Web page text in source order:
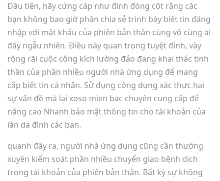
Đầu tiên, hãy cứng cáp như đinh đóng cột rằng các
bạn không bao giờ phân chia sẻ trình bày biết tin đăng
nhập với mật khẩu của phiên bản thân cùng vô cùng ai
đấy ngẫu nhiên. Điều này quan trọng tuyệt đỉnh, vày
rộng rãi cuộc công kích lường đảo đang khai thác tinh
thần của phần nhiều người nhà ứng dụng để mang
cắp biết tin cá nhân. Sử dụng công dụng xác thực hai
sự vấn đề mà lại xoso mien bac chuyên cung cấp để
nâng cao Nhanh bảo mật thông tin cho tài khoản của
làn da đình các bạn.
quanh đấy ra, người nhà ứng dụng cũng cần thường
xuyên kiểm soát phần nhiều chuyển giao bệnh dịch
trong tài khoản của phiên bản thân. Bất kỳ sự không